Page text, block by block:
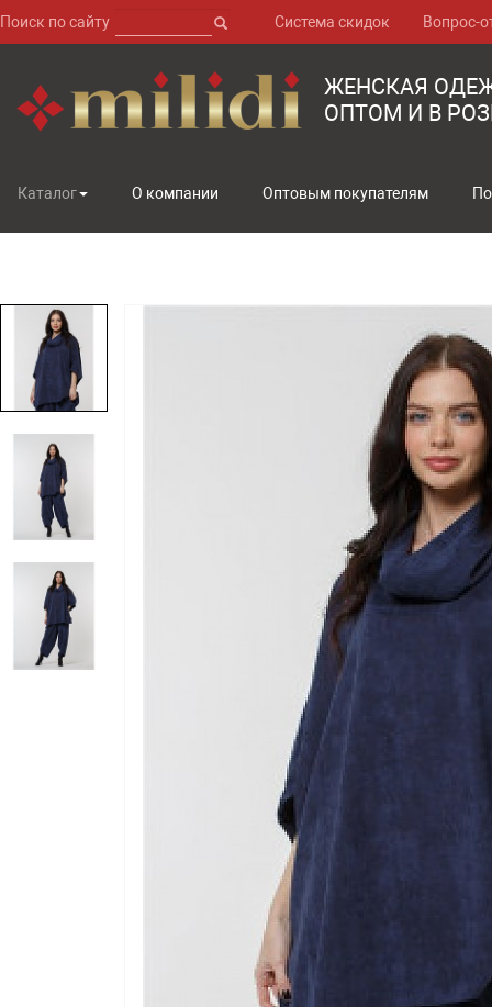
Поиск по сайту Система скидок Вопрос-
ЖЕНСКАЯ
ОПТОМ И В
Каталог О компании Оптовым покупателям